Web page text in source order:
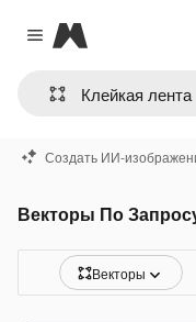
Close menu
Magnific
Создать ИИ-
Векторы По
Векторы